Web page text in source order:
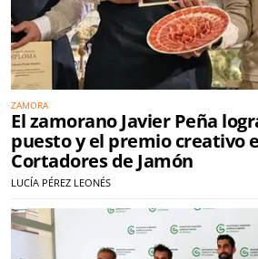
ZAMORA
El zamorano Javier Peña
puesto y el premio creativo
Cortadores de Jamón
LUCÍA PÉREZ LEONÉS